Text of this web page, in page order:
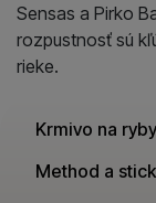
Sensas a Pirko
rozpustnosť sú
rieke.
Krmivo na ryby
Method a